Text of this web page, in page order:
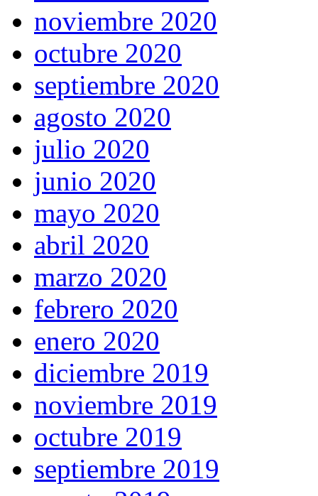
noviembre 2020
octubre 2020
septiembre 2020
agosto 2020
julio 2020
junio 2020
mayo 2020
abril 2020
marzo 2020
febrero 2020
enero 2020
diciembre 2019
noviembre 2019
octubre 2019
septiembre 2019